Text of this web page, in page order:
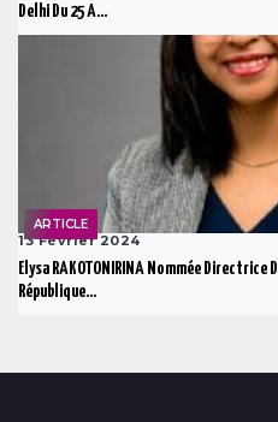
Delhi Du 25 A...
ARTICLE
13 Février 2024
Elysa RAKOTONIRINA Nommée Directrice
République...